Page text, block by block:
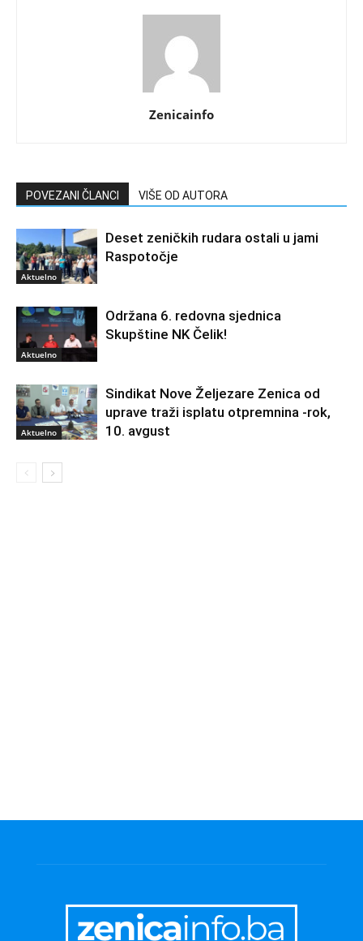
Zenicainfo
POVEZANI ČLANCI VIŠE OD AUTORA
Aktuelno
Deset zeničkih rudara ostali u jami
Raspotočje
Aktuelno
Održana 6. redovna sjednica
Skupštine NK Čelik!
Aktuelno
Sindikat Nove Željezare Zenica od
uprave traži isplatu otpremnina -rok,
10. avgust